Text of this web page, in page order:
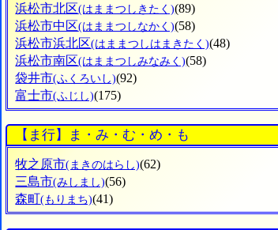
浜松市北区(はままつしきたく)(89)
浜松市中区(はままつしなかく)(58)
浜松市浜北区(はままつしはまきたく)(48)
浜松市南区(はままつしみなみく)(58)
袋井市(ふくろいし)(92)
富士市(ふじし)(175)
【ま行】ま・み・む・め・も
牧之原市(まきのはらし)(62)
三島市(みしまし)(56)
森町(もりまち)(41)